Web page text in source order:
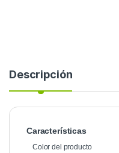
Descripción
Características
Color del producto